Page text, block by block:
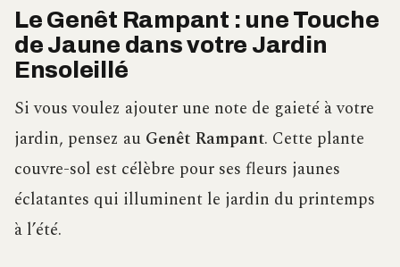
Le Genêt Rampant : une Touche
de Jaune dans votre Jardin
Ensoleillé
Si vous voulez ajouter une note de gaieté à votre
jardin, pensez au Genêt Rampant. Cette plante
couvre-sol est célèbre pour ses fleurs jaunes
éclatantes qui illuminent le jardin du printemps
à l’été.